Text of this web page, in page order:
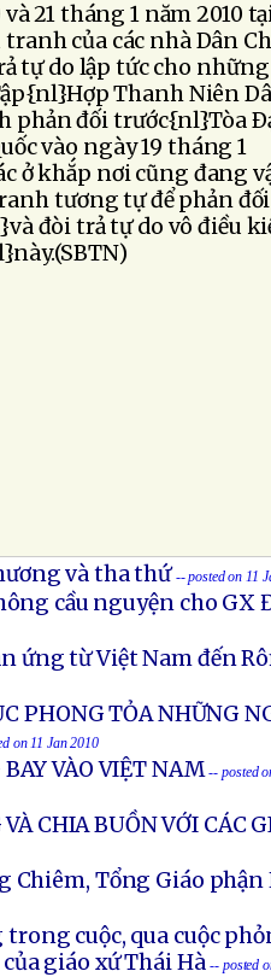
21 tháng 1 năm 2010
của các nhà Dân
tự do lập tức cho
Thanh Niên
phản đối trước{nl}Tòa
vào ngày 19 tháng 1
ở khắp nơi cũng đang
tương tự để phản đối
đòi trả tự do vô điều
và tha thứ -- posted on 11
cầu nguyện cho GX
ứng từ Việt Nam đến
PHONG TỎA NHỮNG
on 11 Jan 2010
VÀO VIỆT NAM -- posted
CHIA BUỒN VỚI CÁC
Chiêm, Tổng Giáo phận
cuộc, qua cuộc
giáo xứ Thái Hà -- posted